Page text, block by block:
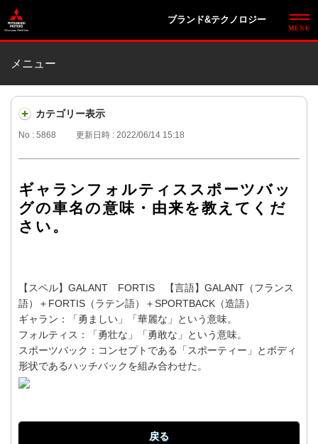
ブランド&テクノロジー
メニュー
カテゴリー表示
No : 5868 更新日時 : 2022/06/14 15:18
ギャランフォルティススポーツバッ
グの車名の意味・由来を教えてくだ
さい。
【スペル】GALANT FORTIS 【言語】GALANT（フランス
語）＋FORTIS（ラテン語）＋SPORTBACK（造語）
ギャラン：「勇ましい」「華麗な」という意味。
フォルティス：「勇壮な」「勇敢な」という意味。
スポーツバック：コンセプトである「スポーティー」とボディ
形状であるハッチバックを組み合わせた。
戻る